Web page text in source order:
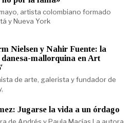
artista colombiano formado
y Nueva York
Nielsen y Nahir Fuente: la
mallorquina en Art
de arte, galerista y fundador de
Jugarse la vida a un órdago